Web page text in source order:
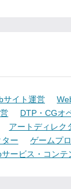
サイト運営
DTP・CGオ
アートディレク
ー
ゲームプ
ービス・コンテ